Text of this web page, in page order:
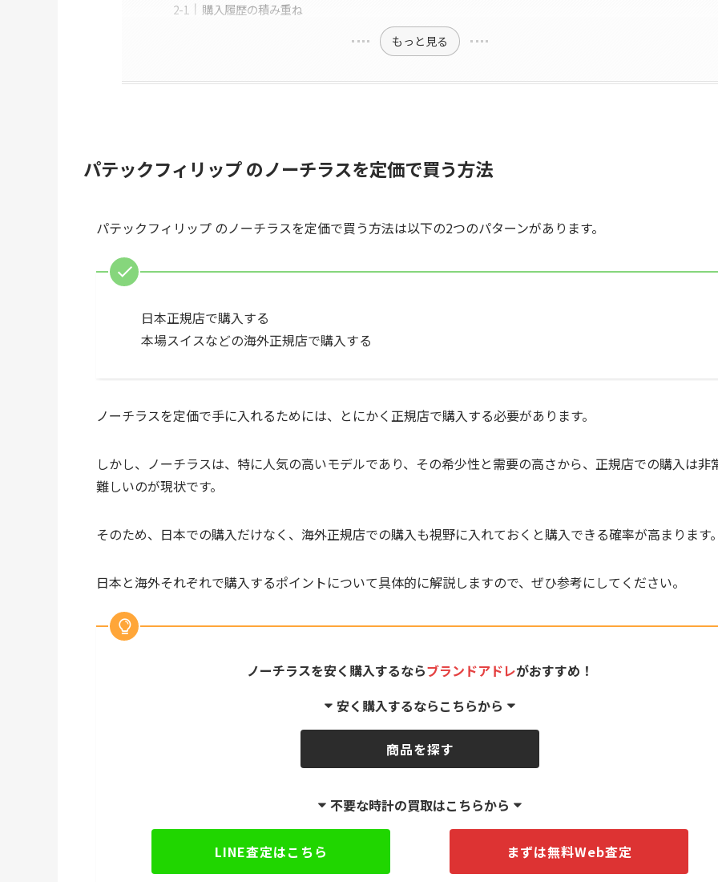
購入履歴の積み重ね
もっと見る
パテックフィリップ のノーチラスを定価で買う方法
パテックフィリップ のノーチラスを定価で買う方法は以下の2つのパターンがあります。
日本正規店で購入する
本場スイスなどの海外正規店で購入する
ノーチラスを定価で手に入れるためには、とにかく正規店で購入する必要があります。
しかし、ノーチラスは、特に人気の高いモデルであり、その希少性と需要の高さから、正規店での購入は非
難しいのが現状です。
そのため、日本での購入だけなく、海外正規店での購入も視野に入れておくと購入できる確率が高まります
日本と海外それぞれで購入するポイントについて具体的に解説しますので、ぜひ参考にしてください。
ノーチラスを安く購入するならブランドアドレがおすすめ！
安く購入するならこちらから
商品を探す
不要な時計の買取はこちらから
LINE査定はこちら まずは無料Web査定